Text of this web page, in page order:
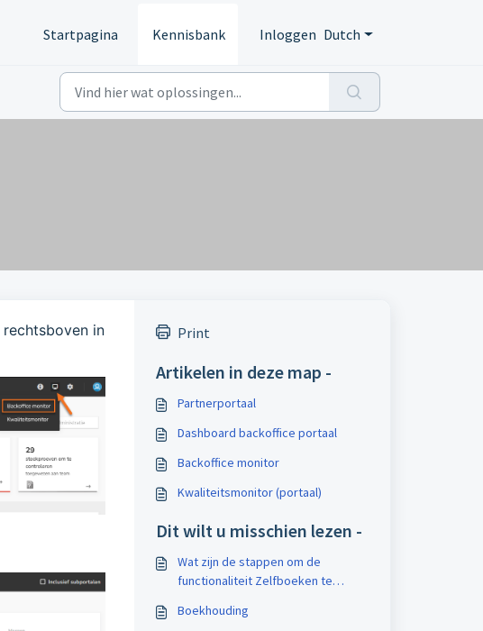
Startpagina Kennisbank Inloggen Dutch
rechtsboven in
Print
Artikelen in deze map -
Partnerportaal
Dashboard backoffice portaal
Backoffice monitor
Kwaliteitsmonitor (portaal)
Dit wilt u misschien lezen -
Wat zijn de stappen om de
functionaliteit Zelfboeken te
Boekhouding